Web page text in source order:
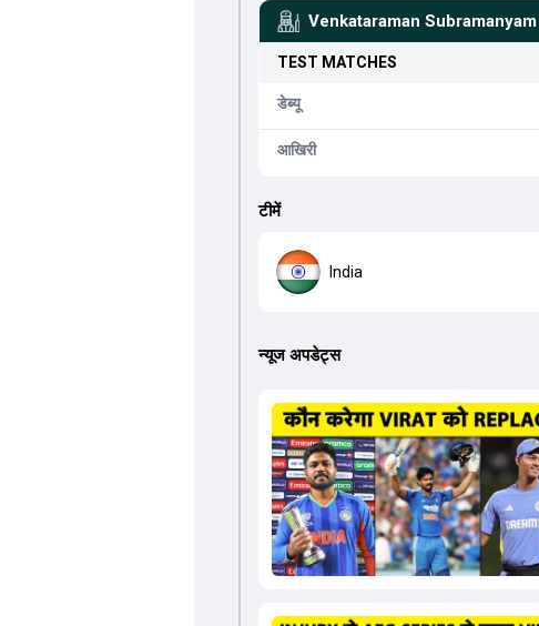
Venkataraman Subramanyam
TEST MATCHES
डेब्यू
आखिरी
टीमें
India
न्यूज अपडेट्स